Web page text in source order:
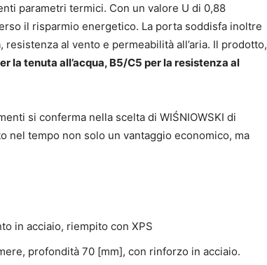
parametri termici. Con un valore U di 0,88
il risparmio energetico. La porta soddisfa inoltre
al vento e permeabilità all’aria. Il prodotto,
la tenuta all’acqua, B5/C5 per la resistenza al
si conferma nella scelta di WIŚNIOWSKI di
nel tempo non solo un vantaggio economico, ma
in acciaio, riempito con XPS
profondità 70 [mm], con rinforzo in acciaio.